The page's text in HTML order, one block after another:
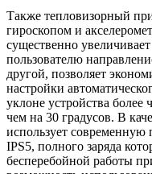
Также тепловизорный
гироскопом и
существенно
пользователю
другой, позволяет
настройки
уклоне устройства более
чем на 30 градусов. В
использует современную
IPS5, полного заряда
бесперебойной работы